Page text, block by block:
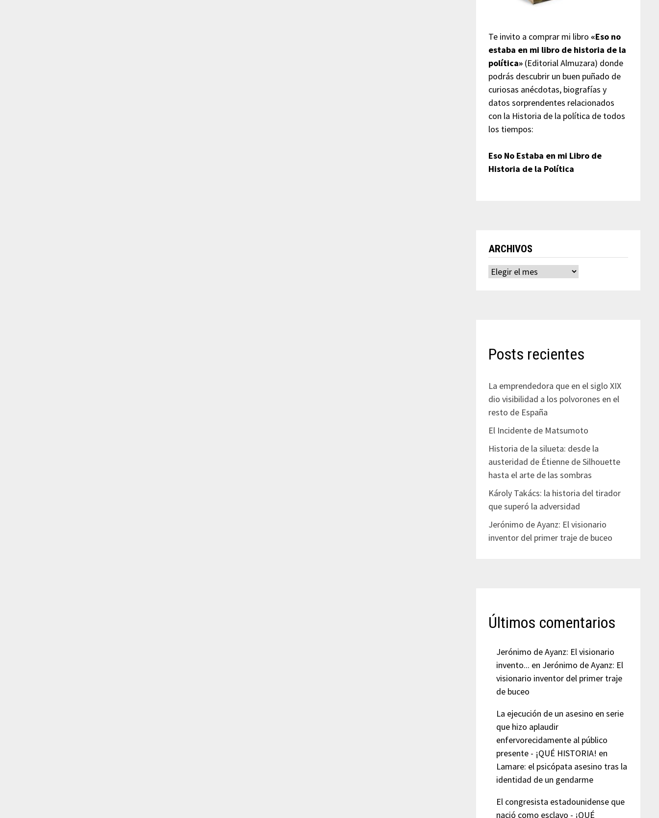
Te invito a comprar mi libro «Eso no
estaba en mi libro de historia de la
política»(Editorial Almuzara) donde
podrás descubrir un buen puñado de
curiosas anécdotas, biografías y
datos sorprendentes relacionados
con la Historia de la política de todos
los tiempos:
Eso No Estaba en mi Libro de
Historia de la Política
ARCHIVOS
Archivos
Posts recientes
La emprendedora que en el siglo XIX
dio visibilidad a los polvorones en el
resto de España
El Incidente de Matsumoto
Historia de la silueta: desde la
austeridad de Étienne de Silhouette
hasta el arte de las sombras
Károly Takács: la historia del tirador
que superó la adversidad
Jerónimo de Ayanz: El visionario
inventor del primer traje de buceo
Últimos comentarios
Jerónimo de Ayanz: El visionario
invento... en Jerónimo de Ayanz: El
visionario inventor del primer traje
de buceo
La ejecución de un asesino en serie
que hizo aplaudir
enfervorecidamente al público
presente - ¡QUÉ HISTORIA! en
Lamare: el psicópata asesino tras la
identidad de un gendarme
El congresista estadounidense que
nació como esclavo - ¡QUÉ